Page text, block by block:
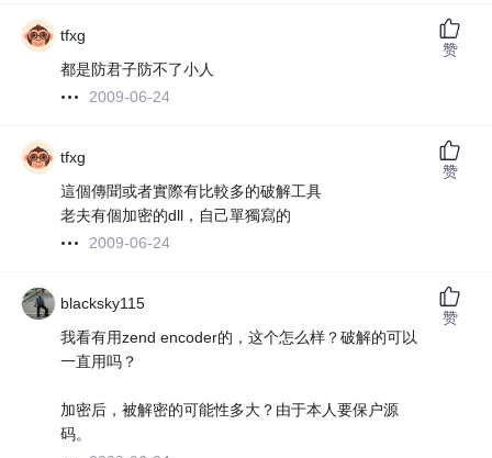
tfxg
都是防君子防不了小人
2009-06-24
赞
tfxg
這個傳聞或者實際有比較多的破解工具
老夫有個加密的dll，自己單獨寫的
2009-06-24
赞
blacksky115
我看有用zend encoder的，这个怎么样？破解的可以
一直用吗？
加密后，被解密的可能性多大？由于本人要保户源
码。
赞